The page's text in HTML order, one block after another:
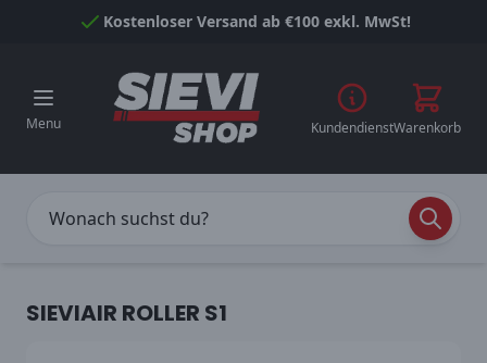
Skip to ContentKostenloser Versand ab €100 exkl. MwSt!
Menu KundendienstWarenkorb
SIEVIAIR ROLLER S1